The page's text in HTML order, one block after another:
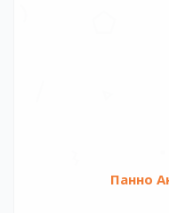
Панно